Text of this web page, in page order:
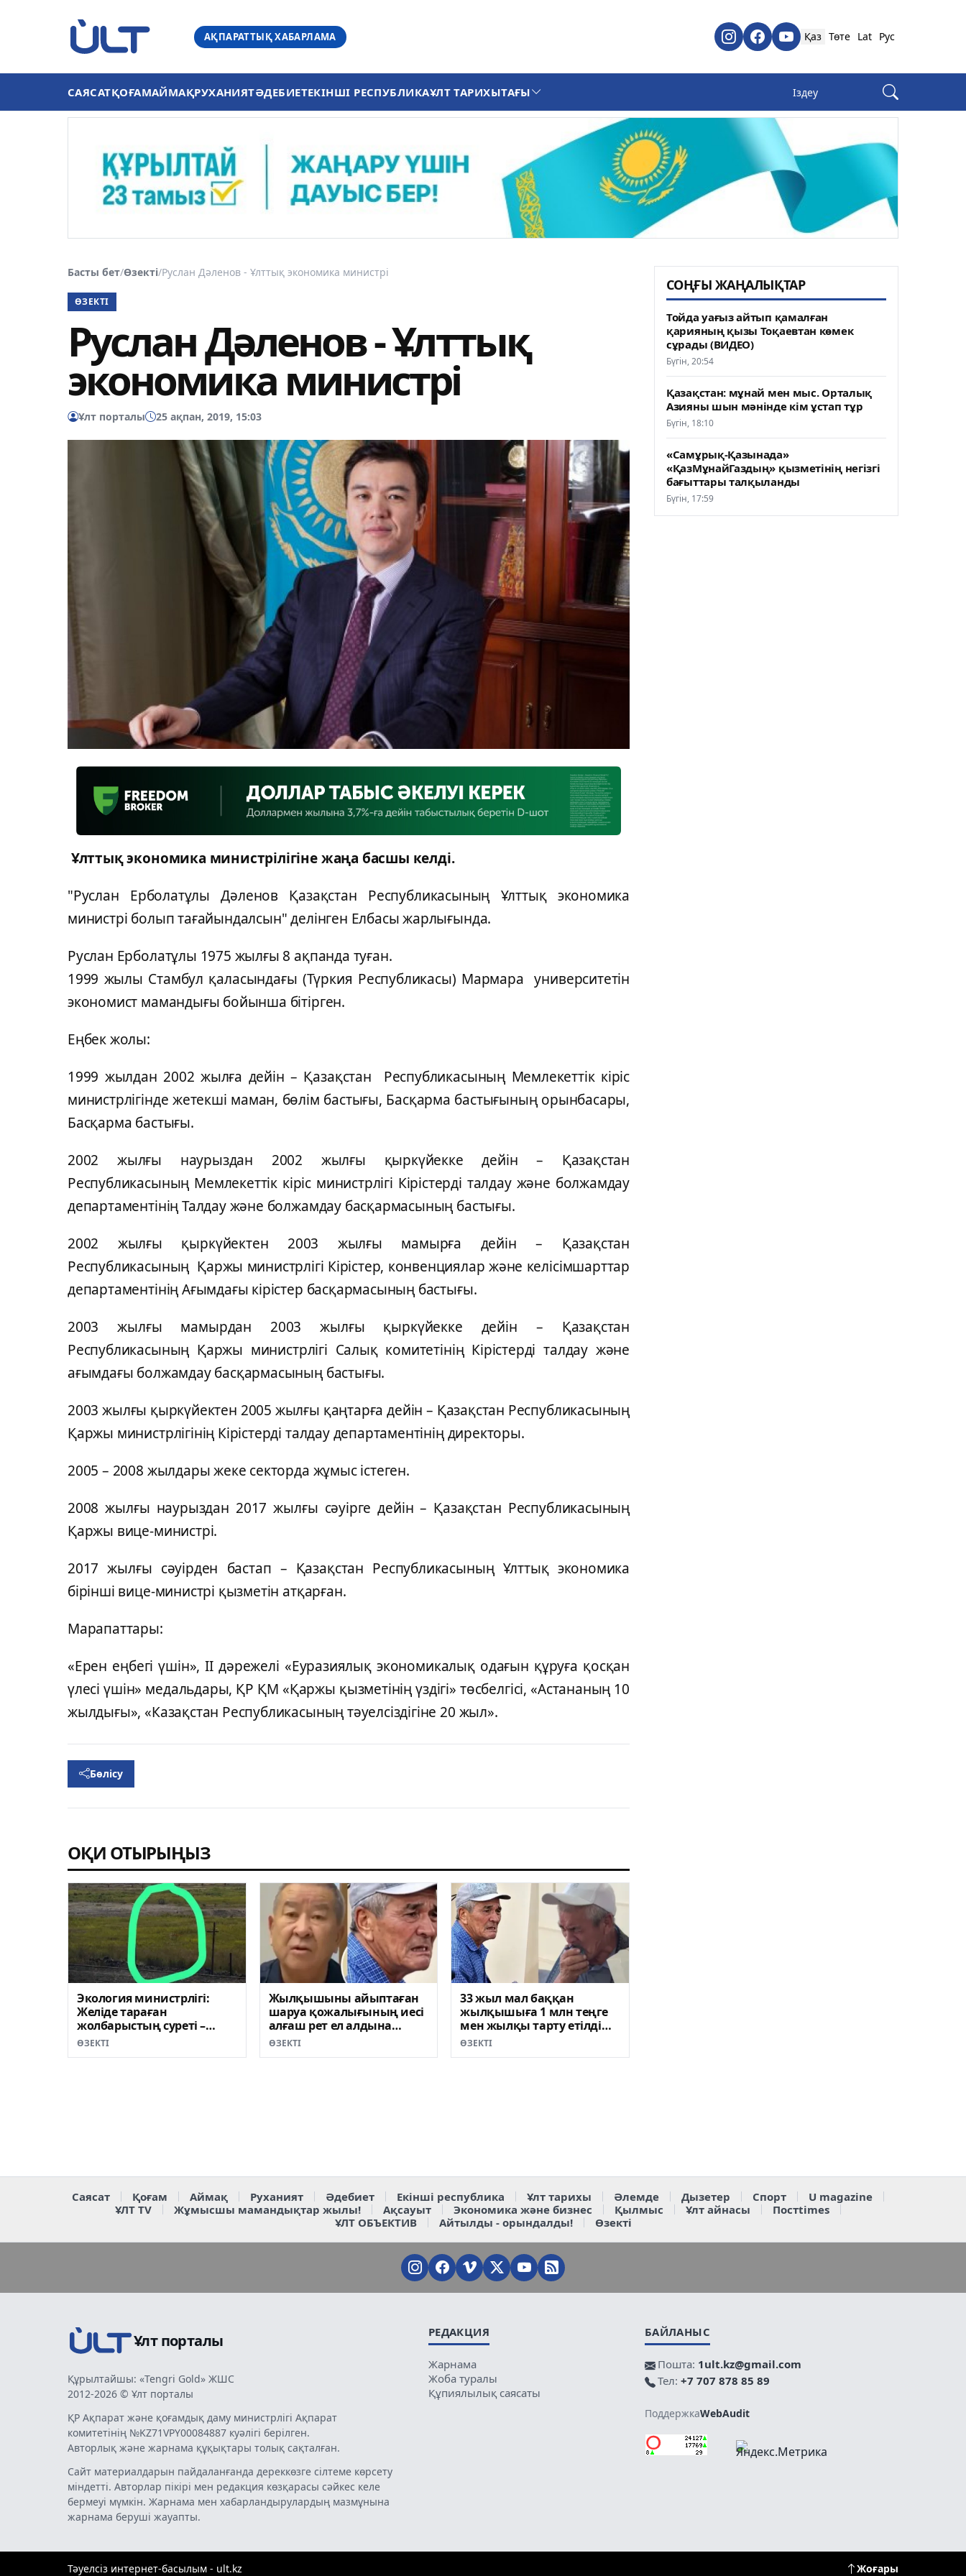
АҚПАРАТТЫҚ ХАБАРЛАМА Қаз Төте Lat Рус
САЯСАТҚОҒАМАЙМАҚРУХАНИЯТӘДЕБИЕТЕКІНШІ РЕСПУБЛИКАҰЛТ ТАРИХЫТАҒЫ
Басты бет/Өзекті/Руслан Дәленов - Ұлттық экономика министрі
ӨЗЕКТІ
Руслан Дәленов - Ұлттық
экономика министрі
Ұлт порталы 25 ақпан, 2019, 15:03
Ұлттық экономика министрілігіне жаңа басшы келді.
"Руслан Ерболатұлы Дәленов Қазақстан Республикасының Ұлттық экономика
министрі болып тағайындалсын" делінген Елбасы жарлығында.
Руслан Ерболатұлы 1975 жылғы 8 ақпанда туған.
1999 жылы Стамбул қаласындағы (Түркия Республикасы) Мармара университетін
экономист мамандығы бойынша бітірген.
Еңбек жолы:
1999 жылдан 2002 жылға дейін – Қазақстан Республикасының Мемлекеттік кіріс
министрлігінде жетекші маман, бөлім бастығы, Басқарма бастығының орынбасары,
Басқарма бастығы.
2002 жылғы наурыздан 2002 жылғы қыркүйекке дейін – Қазақстан
Республикасының Мемлекеттік кіріс министрлігі Кірістерді талдау және болжамдау
департаментінің Талдау және болжамдау басқармасының бастығы.
2002 жылғы қыркүйектен 2003 жылғы мамырға дейін – Қазақстан
Республикасының Қаржы министрлігі Кірістер, конвенциялар және келісімшарттар
департаментінің Ағымдағы кірістер басқармасының бастығы.
2003 жылғы мамырдан 2003 жылғы қыркүйекке дейін – Қазақстан
Республикасының Қаржы министрлігі Салық комитетінің Кірістерді талдау және
ағымдағы болжамдау басқармасының бастығы.
2003 жылғы қыркүйектен 2005 жылғы қаңтарға дейін – Қазақстан Республикасының
Қаржы министрлігінің Кірістерді талдау департаментінің директоры.
2005 – 2008 жылдары жеке секторда жұмыс істеген.
2008 жылғы наурыздан 2017 жылғы сәуірге дейін – Қазақстан Республикасының
Қаржы вице-министрі.
2017 жылғы сәуірден бастап – Қазақстан Республикасының Ұлттық экономика
бірінші вице-министрі қызметін атқарған.
Марапаттары:
«Ерен еңбегі үшін», ІІ дәрежелі «Еуразиялық экономикалық одағын құруға қосқан
үлесі үшін» медальдары, ҚР ҚМ «Қаржы қызметінің үздігі» төсбелгісі, «Астананың 10
жылдығы», «Казақстан Республикасының тәуелсіздігіне 20 жыл».
Бөлісу
ОҚИ ОТЫРЫҢЫЗ
Экология министрлігі:
Желіде тараған
жолбарыстың суреті –
фейк
ӨЗЕКТІ
Жылқышыны айыптаған
шаруа қожалығының иесі
алғаш рет ел алдына
шықты (ВИДЕО)
ӨЗЕКТІ
33 жыл мал баққан
жылқышыға 1 млн теңге
мен жылқы тарту етілді
(ВИДЕО)
ӨЗЕКТІ
СОҢҒЫ ЖАҢАЛЫҚТАР
Тойда уағыз айтып қамалған
қарияның қызы Тоқаевтан көмек
сұрады (ВИДЕО)
Бүгін, 20:54
Қазақстан: мұнай мен мыс. Орталық
Азияны шын мәнінде кім ұстап тұр
Бүгін, 18:10
«Самұрық-Қазынада»
«ҚазМұнайГаздың» қызметінің негізгі
бағыттары талқыланды
Бүгін, 17:59
Саясат Қоғам Аймақ Руханият Әдебиет Екінші республика Ұлт тарихы Әлемде Дызетер Спорт
U magazine
ҰЛТ TV
Жұмысшы мамандықтар жылы! Ақсауыт Экономика және бизнес Қылмыс Ұлт айнасы
Постtimes
ҰЛТ ОБЪЕКТИВ
Айтылды - орындалды! Өзекті
Ұлт порталы
Құрылтайшы: «Tengri Gold» ЖШС
2012-2026 © Ұлт порталы
ҚР Ақпарат және қоғамдық даму министрлігі Ақпарат
комитетінің №KZ71VPY00084887 куәлігі берілген.
Авторлық және жарнама құқықтары толық сақталған.
Сайт материалдарын пайдаланғанда дереккөзге сілтеме көрсету
міндетті. Авторлар пікірі мен редакция көзқарасы сәйкес келе
бермеуі мүмкін. Жарнама мен хабарландырулардың мазмұнына
жарнама беруші жауапты.
РЕДАКЦИЯ
Жарнама
Жоба туралы
Құпиялылық саясаты
БАЙЛАНЫС
Пошта: 1ult.kz@gmail.com
Тел: +7 707 878 85 89
ПоддержкаWebAudit
Тәуелсіз интернет-басылым - ult.kz Жоғары